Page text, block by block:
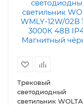
Трековый
светодиодный
светильник WOLTA